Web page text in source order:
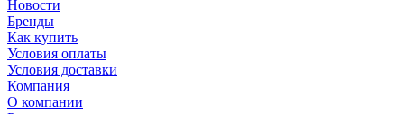
Новости
Бренды
Как купить
Условия оплаты
Условия доставки
Компания
О компании